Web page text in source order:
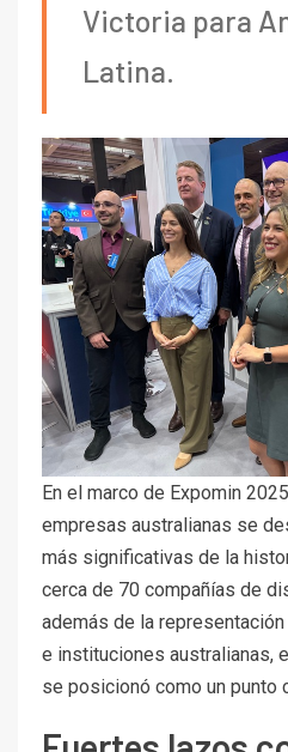
Victoria para
Latina.
En el marco de Expomin
empresas australianas se
más significativas de la
cerca de 70 compañías de
además de la
e instituciones australianas,
se posicionó como un punto